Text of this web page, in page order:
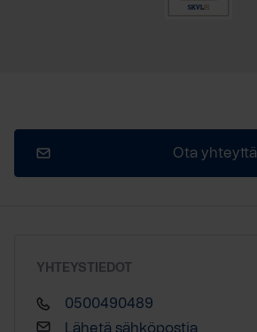
Ota yhteyttä
YHTEYSTIEDOT
0500490489
Lähetä sähköpostia